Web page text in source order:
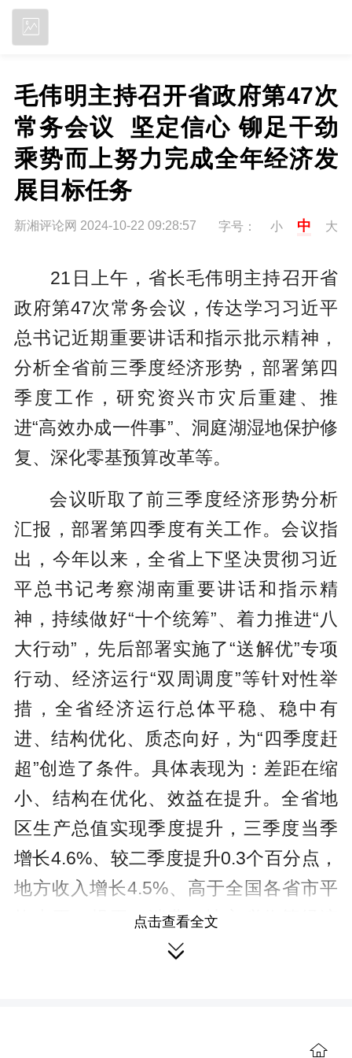
毛伟明主持召开省政府第47次
常务会议  坚定信心 铆足干劲
乘势而上努力完成全年经济发
展目标任务
新湘评论网 2024-10-22 09:28:57 字号： 小 中 大
21日上午，省长毛伟明主持召开省
政府第47次常务会议，传达学习习近平
总书记近期重要讲话和指示批示精神，
分析全省前三季度经济形势，部署第四
季度工作，研究资兴市灾后重建、推
进“高效办成一件事”、洞庭湖湿地保护修
复、深化零基预算改革等。
会议听取了前三季度经济形势分析
汇报，部署第四季度有关工作。会议指
出，今年以来，全省上下坚决贯彻习近
平总书记考察湖南重要讲话和指示精
神，持续做好“十个统筹”、着力推进“八
大行动”，先后部署实施了“送解优”专项
行动、经济运行“双周调度”等针对性举
措，全省经济运行总体平稳、稳中有
进、结构优化、质态向好，为“四季度赶
超”创造了条件。具体表现为：差距在缩
小、结构在优化、效益在提升。全省地
区生产总值实现季度提升，三季度当季
增长4.6%、较二季度提升0.3个百分点，
地方收入增长4.5%、高于全国各省市平
均水平；规工、消费、地方税收等经济
指标增速也均高于全国，商品房销售面
点击查看全文
